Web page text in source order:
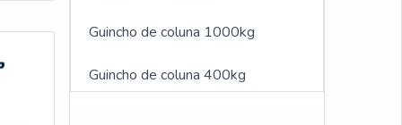
Guincho de coluna 1000kg
Guincho de coluna 400kg